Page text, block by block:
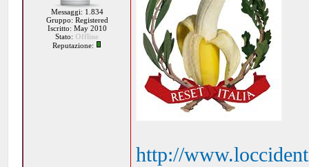
Messaggi: 1.834
Gruppo: Registered
Iscritto: May 2010
Stato: Offline
Reputazione:
http://